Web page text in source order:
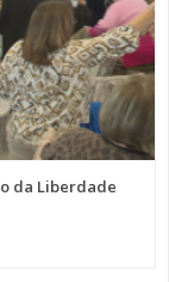
da Liberdade